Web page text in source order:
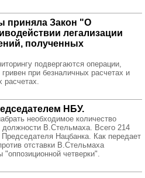
приняла Закон "О
легализации
полученных
подвергаются операции,
при безналичных расчетах и
расчетах.
НБУ.
необходимое количество
должности В.Стельмаха. Всего 214
Нацбанка. Как передает
отставки В.Стельмаха
четверки".